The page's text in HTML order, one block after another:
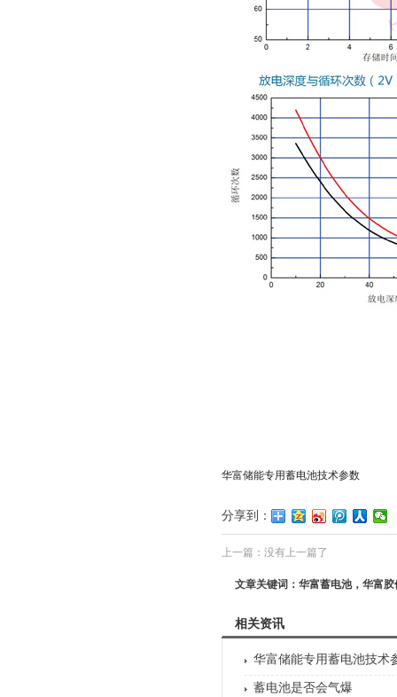
华富储能专用蓄电池技术参数
分享到：
上一篇：没有上一篇了
文章关键词：华富蓄电池，华富
相关资讯
华富储能专用蓄电池技术
蓄电池是否会气爆